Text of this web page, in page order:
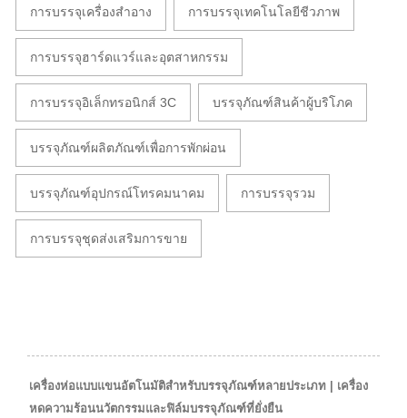
การบรรจุเครื่องสำอาง การบรรจุเทคโนโลยีชีวภาพ
การบรรจุฮาร์ดแวร์และอุตสาหกรรม
การบรรจุอิเล็กทรอนิกส์ 3C บรรจุภัณฑ์สินค้าผู้บริโภค
บรรจุภัณฑ์ผลิตภัณฑ์เพื่อการพักผ่อน
บรรจุภัณฑ์อุปกรณ์โทรคมนาคม การบรรจุรวม
การบรรจุชุดส่งเสริมการขาย
เครื่องห่อแบบแขนอัตโนมัติสำหรับบรรจุภัณฑ์หลายประเภท | เครื่อง
หดความร้อนนวัตกรรมและฟิล์มบรรจุภัณฑ์ที่ยั่งยืน